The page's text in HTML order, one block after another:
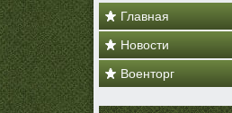
Главная
Новости
Военторг